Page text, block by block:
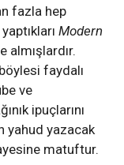
fazla hep
Modern
almışlardır.
faydalı
ve
ipuçlarını
yahud yazacak
matuftur.